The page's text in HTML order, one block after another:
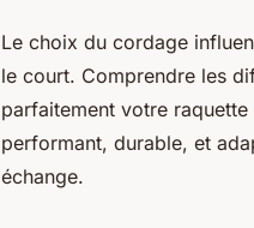
Le choix du cordage
le court. Comprendre les
parfaitement votre
performant, durable, et
échange.